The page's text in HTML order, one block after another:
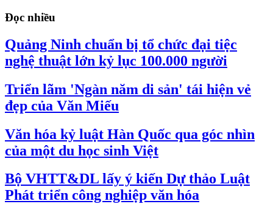
Đọc nhiều
Quảng Ninh chuẩn bị tổ chức đại tiệc
nghệ thuật lớn kỷ lục 100.000 người
Triển lãm 'Ngàn năm di sản' tái hiện vẻ
đẹp của Văn Miếu
Văn hóa kỷ luật Hàn Quốc qua góc nhìn
của một du học sinh Việt
Bộ VHTT&DL lấy ý kiến Dự thảo Luật
Phát triển công nghiệp văn hóa